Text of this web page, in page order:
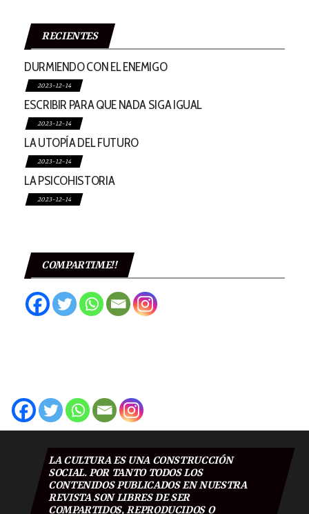
RECIENTES
DURMIENDO CON EL ENEMIGO
2023-12-14
ESCRIBIR PARA QUE NADA SIGA IGUAL
2023-12-14
LA UTOPÍA DEL FUTURO
2023-12-14
LA PSICOHISTORIA
2023-12-14
COMPARTIME!!
LA CULTURA ES UNA CONSTRUCCIÓN
SOCIAL. POR TANTO TODOS LOS
CONTENIDOS PUBLICADOS EN NUESTRA
REVISTA SON LIBRES DE SER
COMPARTIDOS, REPRODUCIDOS O